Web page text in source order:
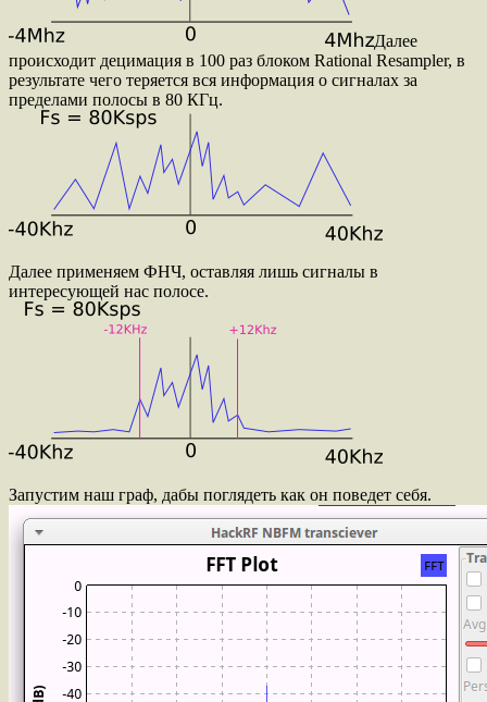
Далее
происходит децимация в 100 раз блоком Rational Resampler, в
результате чего теряется вся информация о сигналах за
пределами полосы в 80 КГц.
Далее применяем ФНЧ, оставляя лишь сигналы в
интересующей нас полосе.
Запустим наш граф, дабы поглядеть как он поведет себя.